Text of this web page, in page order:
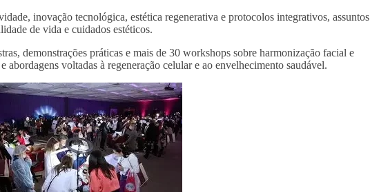
inovação tecnológica, estética regenerativa e protocolos integrativos, assuntos
de vida e cuidados estéticos.
demonstrações práticas e mais de 30 workshops sobre harmonização facial e
voltadas à regeneração celular e ao envelhecimento saudável.